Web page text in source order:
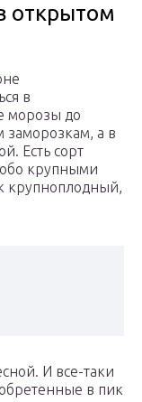
открытом
в
морозы до
заморозкам, а в
Есть сорт
крупными
крупноплодный,
И все-таки
в пик